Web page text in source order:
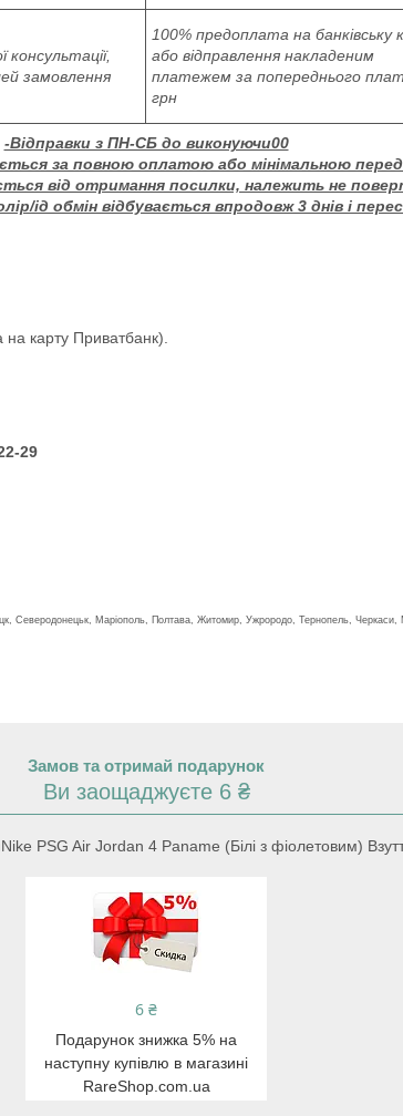
замовлення
100% предоплата на банківську
або відправлення накладеним
платежем за попереднього
грн
-Відправки з ПН-СБ до виконуючи00
за повною оплатою або мінімальною
від отримання посилки, належить не
ід обмін відбувається впродовж 3 днів і
карту Приватбанк).
29
Северодонецьк, Маріополь, Полтава, Житомир, Ужрородо, Тернопель,
Замов та отримай подарунок
Ви заощаджуєте 6 ₴
PSG Air Jordan 4 Paname (Білі з фіолетовим)
6 ₴
Подарунок знижка 5% на
наступну купівлю в магазині
RareShop.com.ua